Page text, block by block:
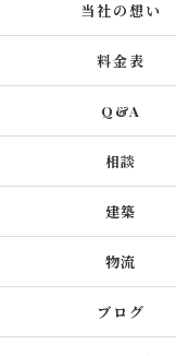
当社の想い
料金表
Q&A
相談
建築
物流
ブログ